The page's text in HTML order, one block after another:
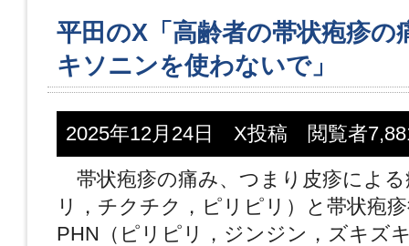
平田のX「高齢者の帯状疱疹の
キソニンを使わないで」
2025年12月24日 X投稿 閲覧者
帯状疱疹の痛み、つまり皮疹によ
リ，チクチク，ピリピリ）と帯状疱
PHN（ピリピリ，ジンジン，ズキズ